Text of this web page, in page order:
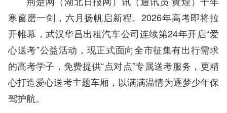
寒窗磨一剑，六月扬帆启新程。2026年高考即将拉
开帷幕，武汉华昌出租汽车公司连续第24年开启“爱
心送考”公益活动，现正式面向全市征集有出行需求
的高考学子，免费提供“点对点”专属送考服务，更精
心打造爱心送考主题车厢，以满满温情为逐梦少年保
驾护航。